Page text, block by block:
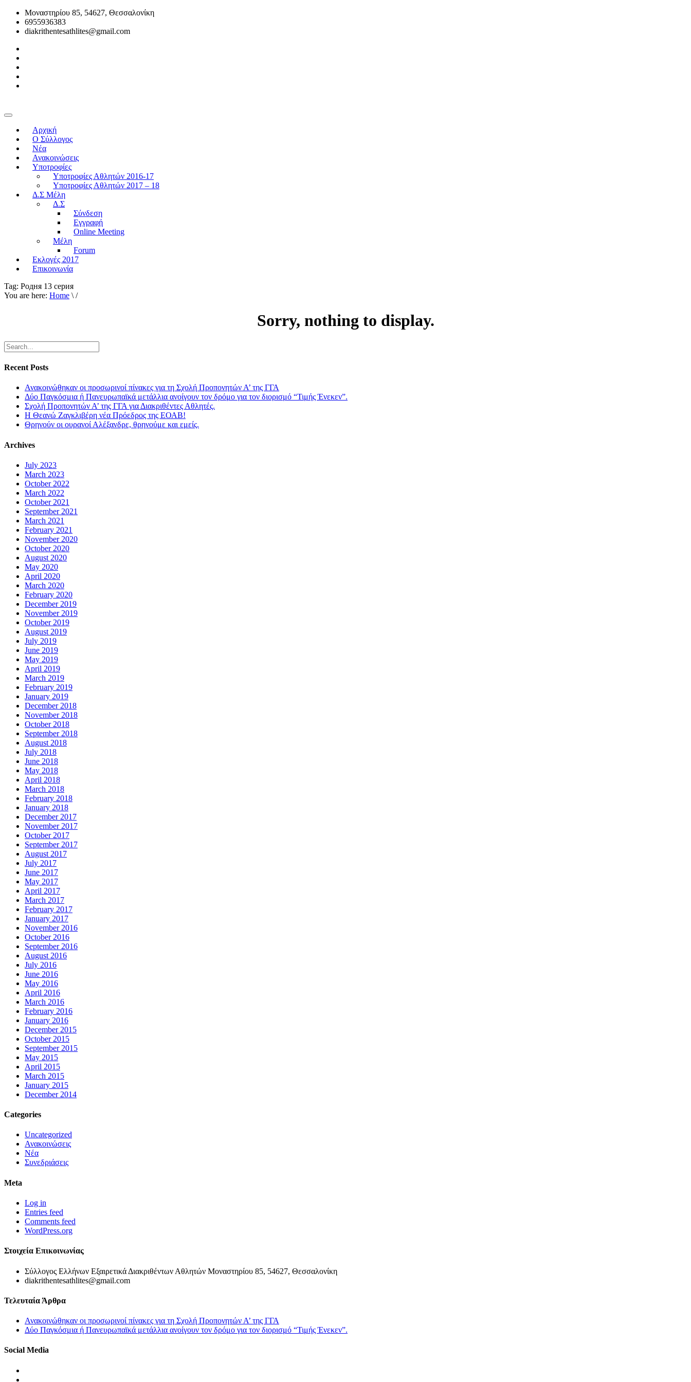
Μοναστηρίου 85, 54627, Θεσσαλονίκη
6955936383
diakrithentesathlites@gmail.com
Αρχική
O Σύλλογος
Νέα
Ανακοινώσεις
Υποτροφίες
Υποτροφίες Αθλητών 2016-17
Υποτροφίες Αθλητών 2017 – 18
Δ.Σ Μέλη
Δ.Σ
Σύνδεση
Εγγραφή
Online Meeting
Μέλη
Forum
Εκλογές 2017
Επικοινωνία
Tag: Родня 13 серия
You are here: Home \ /
Sorry, nothing to display.
Recent Posts
Ανακοινώθηκαν οι προσωρινοί πίνακες για τη Σχολή Προπονητών Α’ της ΓΓΑ
Δύο Παγκόσμια ή Πανευρωπαϊκά μετάλλια ανοίγουν τον δρόμο για τον διορισμό “Τιμής Ένεκεν”.
Σχολή Προπονητών Α’ της ΓΓΑ για Διακριθέντες Αθλητές.
Η Θεανώ Ζαγκλιβέρη νέα Πρόεδρος της ΕΟΑΒ!
Θρηνούν οι ουρανοί Αλέξανδρε, θρηνούμε και εμείς.
Archives
July 2023
March 2023
October 2022
March 2022
October 2021
September 2021
March 2021
February 2021
November 2020
October 2020
August 2020
May 2020
April 2020
March 2020
February 2020
December 2019
November 2019
October 2019
August 2019
July 2019
June 2019
May 2019
April 2019
March 2019
February 2019
January 2019
December 2018
November 2018
October 2018
September 2018
August 2018
July 2018
June 2018
May 2018
April 2018
March 2018
February 2018
January 2018
December 2017
November 2017
October 2017
September 2017
August 2017
July 2017
June 2017
May 2017
April 2017
March 2017
February 2017
January 2017
November 2016
October 2016
September 2016
August 2016
July 2016
June 2016
May 2016
April 2016
March 2016
February 2016
January 2016
December 2015
October 2015
September 2015
May 2015
April 2015
March 2015
January 2015
December 2014
Categories
Uncategorized
Ανακοινώσεις
Νέα
Συνεδριάσεις
Meta
Log in
Entries feed
Comments feed
WordPress.org
Στοιχεία Επικοινωνίας
Σύλλογος Ελλήνων Εξαιρετικά Διακριθέντων Αθλητών Μοναστηρίου 85, 54627, Θεσσαλονίκη
diakrithentesathlites@gmail.com
Τελευταία Άρθρα
Ανακοινώθηκαν οι προσωρινοί πίνακες για τη Σχολή Προπονητών Α’ της ΓΓΑ
Δύο Παγκόσμια ή Πανευρωπαϊκά μετάλλια ανοίγουν τον δρόμο για τον διορισμό “Τιμής Ένεκεν”.
Social Media